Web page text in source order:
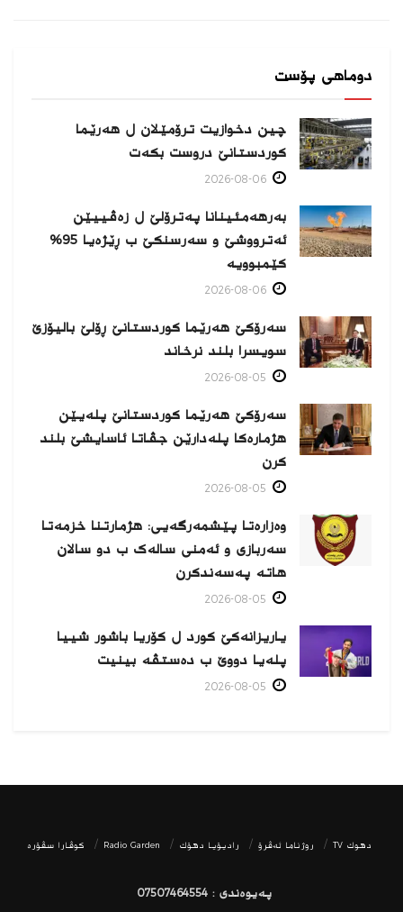
دوماهی پۆست
چین دخوازیت ترۆمێلان ل هەرێما
كوردستانێ دروست بكەت
بەرهەمئینانا په‌ترۆلێ ل زه‌ڤییێن
ئەترووشێ و سەرسنكێ ب ڕێژەیا 95%
كێمبوویە
سەرۆکێ هەرێما کوردستانێ ڕۆلێ بالیۆزێ
سویسرا بلند نرخاند
سەرۆکێ هەرێما کوردستانێ پلەیێن
هژمارەكا پلەدارێن جڤاتا ئاسایشێ بلند
كرن
وەزارەتا پێشمەرگەیی: هژمارتنا خزمەتا
سەربازی و ئەمنی سالەک ب دو سالان
هاتە پەسەندكرن
یاریزانەكێ کورد ل کۆریا باشور شییا
پلەیا دووێ ب دەستڤە بینیت
دھوك TV روژناما ئەڤرۆ رادیۆیا دهۆك Radio Garden كوڤارا سڤۆره‌
پەیوەندی : 07507464554